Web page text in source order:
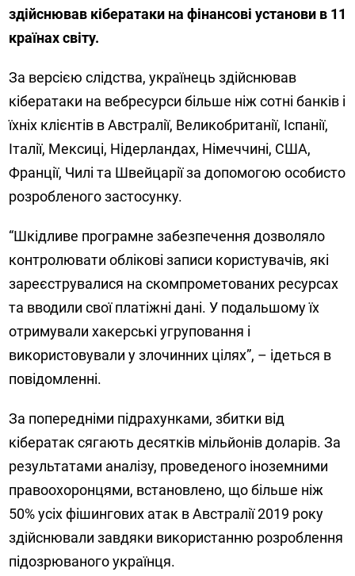
здійснював кібератаки на фінансові установи в 11
країнах світу.
За версією слідства, українець здійснював
кібератаки на вебресурси більше ніж сотні банків і
їхніх клієнтів в Австралії, Великобританії, Іспанії,
Італії, Мексиці, Нідерландах, Німеччині, США,
Франції, Чилі та Швейцарії за допомогою особисто
розробленого застосунку.
“Шкідливе програмне забезпечення дозволяло
контролювати облікові записи користувачів, які
зареєструвалися на скомпрометованих ресурсах
та вводили свої платіжні дані. У подальшому їх
отримували хакерські угруповання і
використовували у злочинних цілях”, – ідеться в
повідомленні.
За попередніми підрахунками, збитки від
кібератак сягають десятків мільйонів доларів. За
результатами аналізу, проведеного іноземними
правоохоронцями, встановлено, що більше ніж
50% усіх фішингових атак в Австралії 2019 року
здійснювали завдяки використанню розроблення
підозрюваного українця.